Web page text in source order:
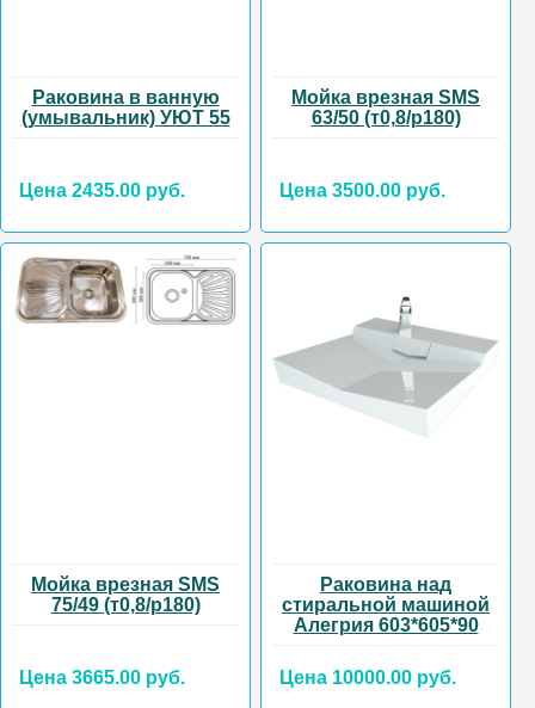
Раковина в ванную
(умывальник) УЮТ 55
Цена 2435.00 руб.
Мойка врезная SMS
63/50 (т0,8/р180)
Цена 3500.00 руб.
Мойка врезная SMS
75/49 (т0,8/р180)
Цена 3665.00 руб.
Раковина над
стиральной машиной
Алегрия 603*605*90
Цена 10000.00 руб.